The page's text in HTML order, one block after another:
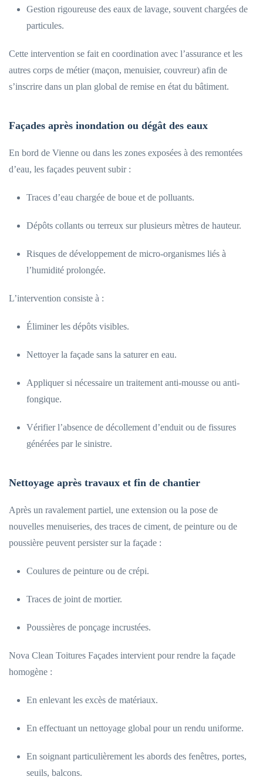
Gestion rigoureuse des eaux de lavage, souvent chargées de
particules.
Cette intervention se fait en coordination avec l’assurance et les
autres corps de métier (maçon, menuisier, couvreur) afin de
s’inscrire dans un plan global de remise en état du bâtiment.
Façades après inondation ou dégât des eaux
En bord de Vienne ou dans les zones exposées à des remontées
d’eau, les façades peuvent subir :
Traces d’eau chargée de boue et de polluants.
Dépôts collants ou terreux sur plusieurs mètres de hauteur.
Risques de développement de micro-organismes liés à
l’humidité prolongée.
L’intervention consiste à :
Éliminer les dépôts visibles.
Nettoyer la façade sans la saturer en eau.
Appliquer si nécessaire un traitement anti-mousse ou anti-
fongique.
Vérifier l’absence de décollement d’enduit ou de fissures
générées par le sinistre.
Nettoyage après travaux et fin de chantier
Après un ravalement partiel, une extension ou la pose de
nouvelles menuiseries, des traces de ciment, de peinture ou de
poussière peuvent persister sur la façade :
Coulures de peinture ou de crépi.
Traces de joint de mortier.
Poussières de ponçage incrustées.
Nova Clean Toitures Façades intervient pour rendre la façade
homogène :
En enlevant les excès de matériaux.
En effectuant un nettoyage global pour un rendu uniforme.
En soignant particulièrement les abords des fenêtres, portes,
seuils, balcons.